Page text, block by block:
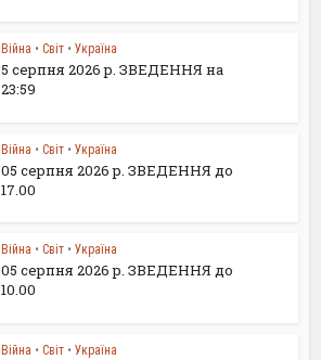
Війна • Світ • Україна
5 серпня 2026 р. ЗВЕДЕННЯ на
23:59
Війна • Світ • Україна
05 серпня 2026 р. ЗВЕДЕННЯ до
17.00
Війна • Світ • Україна
05 серпня 2026 р. ЗВЕДЕННЯ до
10.00
Війна • Світ • Україна